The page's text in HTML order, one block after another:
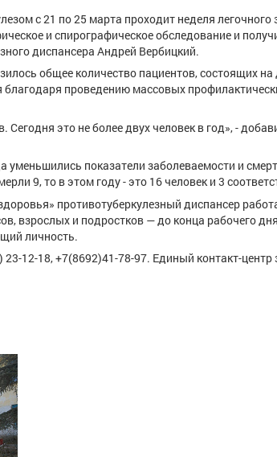
с 21 по 25 марта проходит неделя
и спирографическое обследование и
диспансера Андрей Вербицкий.
общее количество пациентов, состоящих
проведению массовых
это не более двух человек в год», -
показатели заболеваемости и
9, то в этом году - это 16 человек и 3
противотуберкулезный диспансер
взрослых и подростков — до конца рабочего
личность.
12-18, +7(8692)41-78-97. Единый контакт-центр